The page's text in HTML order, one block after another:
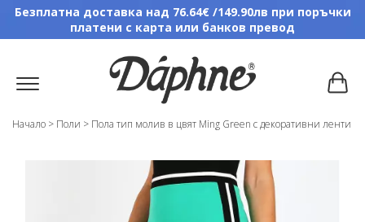
Безплатна доставка над 76.64€ /149.90лв при поръчки
платени с карта или банков превод
Начало > Поли > Пола тип молив в цвят Ming Green с декоративни ленти